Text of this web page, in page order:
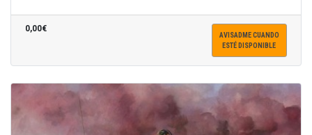
0,00€
AVISADME CUANDO
ESTÉ DISPONIBLE